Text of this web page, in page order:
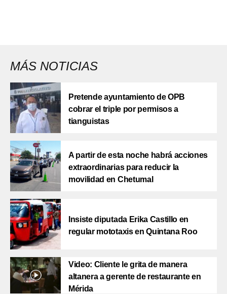
MÁS NOTICIAS
Pretende ayuntamiento de OPB
cobrar el triple por permisos a
tianguistas
A partir de esta noche habrá acciones
extraordinarias para reducir la
movilidad en Chetumal
Insiste diputada Erika Castillo en
regular mototaxis en Quintana Roo
Video: Cliente le grita de manera
altanera a gerente de restaurante en
Mérida